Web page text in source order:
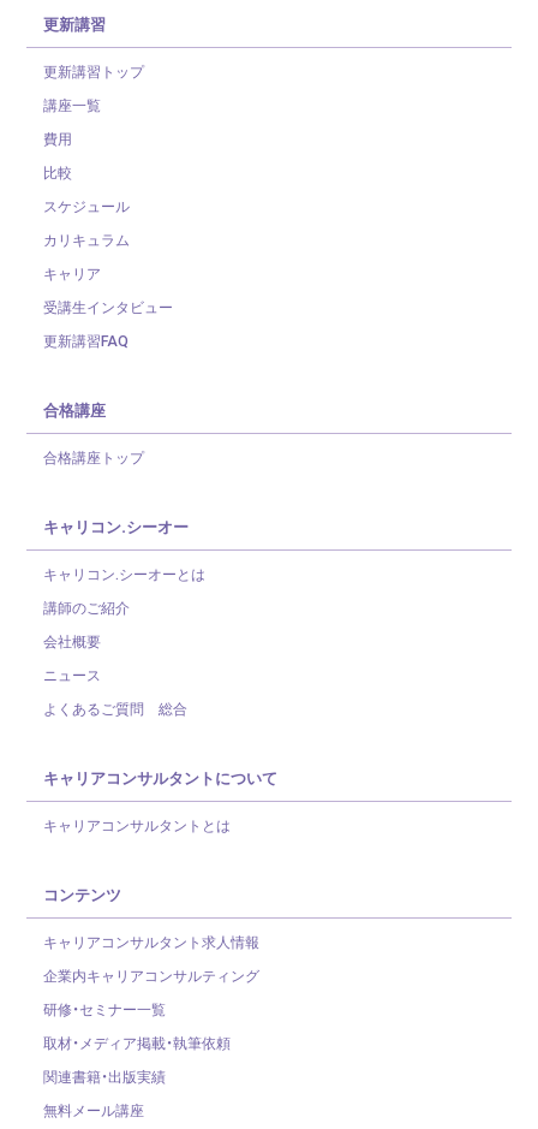
更新講習
更新講習トップ
講座一覧
費用
比較
スケジュール
カリキュラム
キャリア
受講生インタビュー
更新講習FAQ
合格講座
合格講座トップ
キャリコン.シーオー
キャリコン.シーオーとは
講師のご紹介
会社概要
ニュース
よくあるご質問 総合
キャリアコンサルタントについて
キャリアコンサルタントとは
コンテンツ
キャリアコンサルタント求人情報
企業内キャリアコンサルティング
研修・セミナー一覧
取材・メディア掲載・執筆依頼
関連書籍・出版実績
無料メール講座